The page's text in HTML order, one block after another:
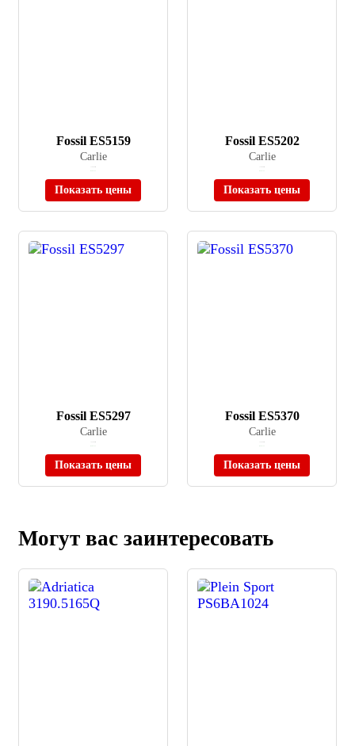
Fossil ES5159
Carlie
Показать цены
Fossil ES5202
Carlie
Показать цены
Fossil ES5297
Carlie
Показать цены
Fossil ES5370
Carlie
Показать цены
Могут вас заинтересовать